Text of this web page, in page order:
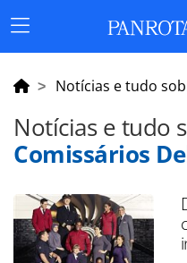
Menu
Principal
Notícias e tudo
Notícias e tudo
Comissários